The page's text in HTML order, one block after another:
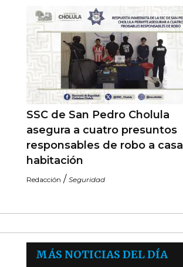
SSC de San Pedro Cholula
asegura a cuatro presuntos
responsables de robo a casa
habitación
Redacción / Seguridad
MÁS NOTICIAS DEL DÍA